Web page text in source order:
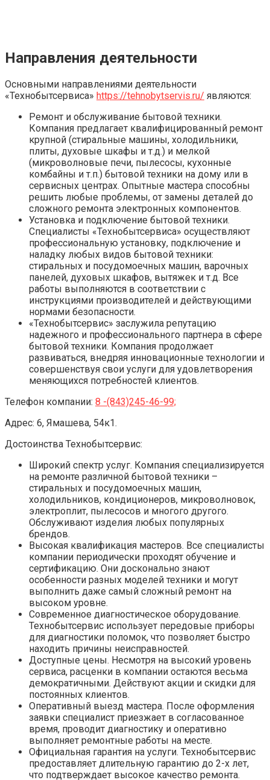
Направления деятельности
Основными направлениями деятельности
«Технобытсервиса» https://tehnobytservis.ru/ являются:
Ремонт и обслуживание бытовой техники.
Компания предлагает квалифицированный ремонт
крупной (стиральные машины, холодильники,
плиты, духовые шкафы и т.д.) и мелкой
(микроволновые печи, пылесосы, кухонные
комбайны и т.п.) бытовой техники на дому или в
сервисных центрах. Опытные мастера способны
решить любые проблемы, от замены деталей до
сложного ремонта электронных компонентов.
Установка и подключение бытовой техники.
Специалисты «Технобытсервиса» осуществляют
профессиональную установку, подключение и
наладку любых видов бытовой техники:
стиральных и посудомоечных машин, варочных
панелей, духовых шкафов, вытяжек и т.д. Все
работы выполняются в соответствии с
инструкциями производителей и действующими
нормами безопасности.
«Технобытсервис» заслужила репутацию
надежного и профессионального партнера в сфере
бытовой техники. Компания продолжает
развиваться, внедряя инновационные технологии и
совершенствуя свои услуги для удовлетворения
меняющихся потребностей клиентов.
Телефон компании: 8 -(843)245-46-99;
Адрес: 6, Ямашева, 54к1.
Достоинства Технобытсервис:
Широкий спектр услуг. Компания специализируется
на ремонте различной бытовой техники –
стиральных и посудомоечных машин,
холодильников, кондиционеров, микроволновок,
электроплит, пылесосов и многого другого.
Обслуживают изделия любых популярных
брендов.
Высокая квалификация мастеров. Все специалисты
компании периодически проходят обучение и
сертификацию. Они досконально знают
особенности разных моделей техники и могут
выполнить даже самый сложный ремонт на
высоком уровне.
Современное диагностическое оборудование.
Технобытсервис использует передовые приборы
для диагностики поломок, что позволяет быстро
находить причины неисправностей.
Доступные цены. Несмотря на высокий уровень
сервиса, расценки в компании остаются весьма
демократичными. Действуют акции и скидки для
постоянных клиентов.
Оперативный выезд мастера. После оформления
заявки специалист приезжает в согласованное
время, проводит диагностику и оперативно
выполняет ремонтные работы на месте.
Официальная гарантия на услуги. Технобытсервис
предоставляет длительную гарантию до 2-х лет,
что подтверждает высокое качество ремонта.